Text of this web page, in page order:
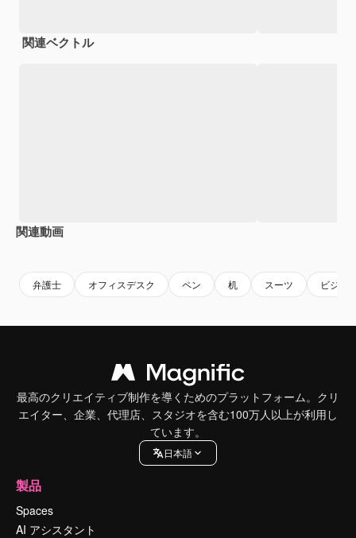
関連ベクトル
関連動画
弁護士 オフィスデスク ペン 机 スーツ ビジネ
最高のクリエイティブ制作を導くためのプラットフォーム。クリ
エイター、企業、代理店、スタジオを含む100万人以上が利用し
ています。
日本語
製品
Spaces
AI アシスタント